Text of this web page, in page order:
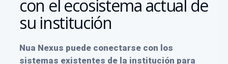
con el ecosistema actual de
su institución
Nua Nexus puede conectarse con los
sistemas existentes de la institución para